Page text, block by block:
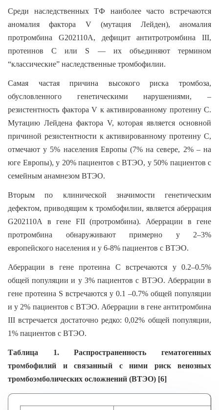
Среди наследственных ТФ наиболее часто встречаются
аномалия фактора V (мутация Лейден), аномалия
протромбина G202110А, дефицит антитротромбина III,
протеинов C или S — их объединяют термином
“классические” наследственные тромбофилии.
Cамая частая причина высокого риска тромбоза,
обусловленного генетическими нарушениями, –
резистентность фактора V к активированному протеину C.
Мутацию Лейдена фактора V, которая является основной
причиной резистентности к активированному протеину C,
отмечают у 5% населения Европы (7% на севере, 2% – на
юге Европы), у 20% пациентов с ВТЭО, у 50% пациентов с
семейным анамнезом ВТЭО.
Вторым по клинической значимости генетическим
дефектом, приводящим к тромбофилии, является аберрация
G202110А в гене FII (протромбина). Аберрации в гене
протромбина обнаруживают примерно у 2–3%
европейского населения и у 6-8% пациентов с ВТЭО.
Аберрации в гене протеина C встречаются у 0.2–0.5%
общей популяции и у 3% пациентов с ВТЭО. Аберрации в
гене протеина S встречаются у 0.1 –0.7% общей популяции
и у 2% пациентов с ВТЭО. Аберрации в гене антитромбина
III встречается достаточно редко: 0,02% общей популяции,
1% пациентов с ВТЭО.
Таблица 1. Распространенность гематогенных
тромбофилий и связанный с ними риск венозных
тромбоэмболических осложнений (ВТЭО) [6]